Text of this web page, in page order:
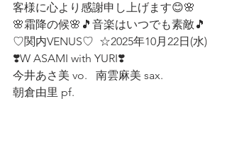
客様に心より感謝申し上げます😊🌸
🌸霜降の候🌸🎵音楽はいつでも素敵🎵
♡関内VENUS♡  ☆2025年10月22日(水)
❣️W ASAMI with YURI❣️
今井あさ美 vo.   南雲麻美 sax.
朝倉由里 pf.